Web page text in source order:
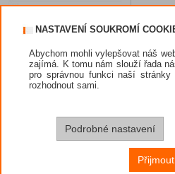
NASTAVENÍ SOUKROMÍ
Abychom mohli vylepšovat náš
zajímá. K tomu nám slouží řada
pro správnou funkci naší
rozhodnout sami.
Podrobné nastavení